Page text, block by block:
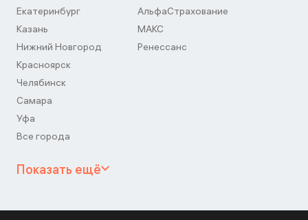
Екатеринбург
Казань
Нижний Новгород
Красноярск
Челябинск
Самара
Уфа
Все города
АльфаСтрахование
МАКС
Ренессанс
Показать ещё